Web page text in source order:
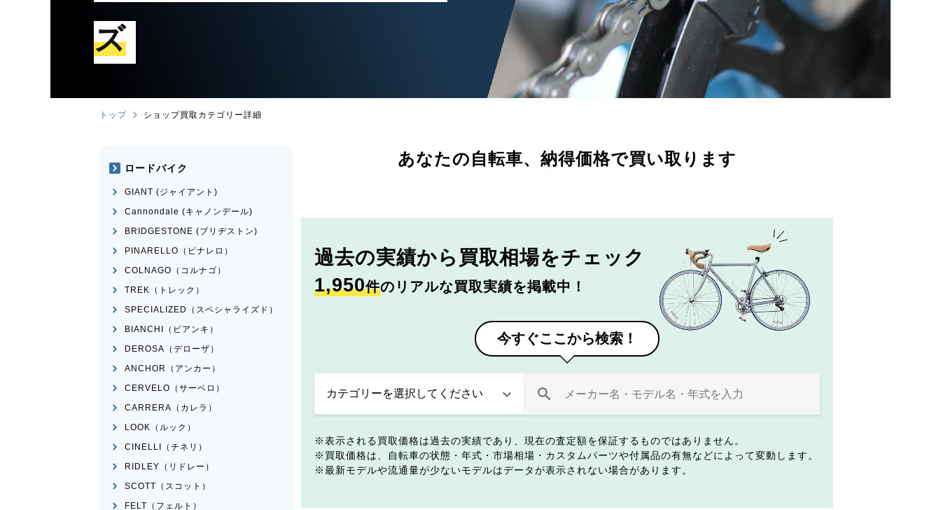
ズ
トップ ショップ買取カテゴリー詳細
あなたの自転車、 納得価格で買い取ります
過去の実績から 買取相場をチェック
1,950件のリアルな買取実績を掲載中！
今すぐここから検索！
表示される買取価格は過去の実績であり、現在の査定額を保証するものではありません。
買取価格は、自転車の状態・年式・市場相場・カスタムパーツや付属品の有無などによって変動します。
最新モデルや流通量が少ないモデルはデータが表示されない場合があります。
ロードバイク
GIANT (ジャイアント)
Cannondale (キャノンデール)
BRIDGESTONE (ブリヂストン)
PINARELLO（ピナレロ）
COLNAGO（コルナゴ）
TREK（トレック）
SPECIALIZED（スペシャライズド）
BIANCHI（ビアンキ）
DEROSA（デローザ）
ANCHOR（アンカー）
CERVELO（サーベロ）
CARRERA（カレラ）
LOOK（ルック）
CINELLI（チネリ）
RIDLEY（リドレー）
SCOTT（スコット）
FELT（フェルト）